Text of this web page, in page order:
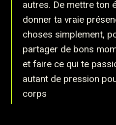
autres. De mettre ton
donner ta vraie
choses simplement,
partager de bons
et faire ce qui te
autant de pression
corps